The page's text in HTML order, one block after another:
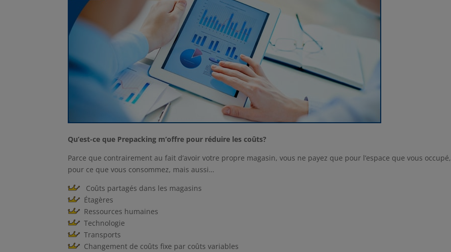
Qu’est-ce que Prepacking m’offre pour réduire les coûts?
Parce que contrairement au fait d’avoir votre propre magasin, vous ne payez que pour l’espace que vous occupé,
pour ce que vous consommez, mais aussi…
Coûts partagés dans les magasins
Étagères
Ressources humaines
Technologie
Transports
Changement de coûts fixe par coûts variables